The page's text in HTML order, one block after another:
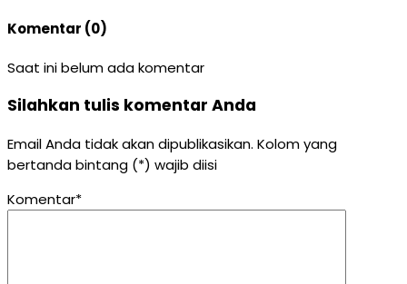
Komentar (0)
Saat ini belum ada komentar
Silahkan tulis komentar Anda
Email Anda tidak akan dipublikasikan. Kolom yang
bertanda bintang (*) wajib diisi
Komentar*